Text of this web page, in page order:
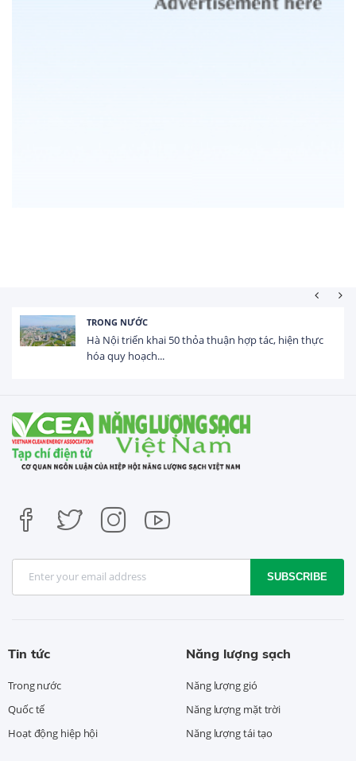
TRONG NƯỚC
Hà Nội triển khai 50 thỏa thuận hợp tác, hiện thực
hóa quy hoạch...
SUBSCRIBE
Tin tức
Trong nước
Quốc tế
Hoạt động hiệp hội
Năng lượng sạch
Năng lượng gió
Năng lượng mặt trời
Năng lượng tái tạo